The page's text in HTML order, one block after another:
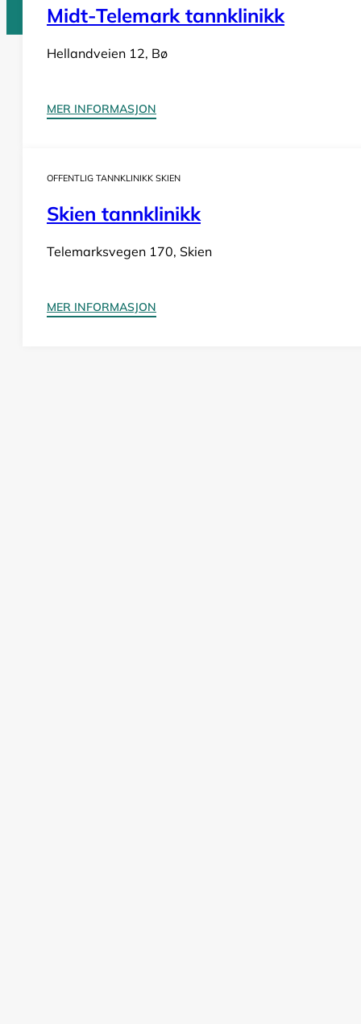
Midt-Telemark tannklinikk
Hellandveien 12, Bø
MER INFORMASJON
OFFENTLIG TANNKLINIKK SKIEN
Skien tannklinikk
Telemarksvegen 170, Skien
MER INFORMASJON